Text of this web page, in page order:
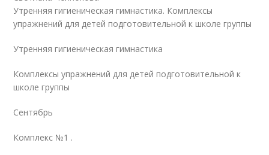
Утренняя гигиеническая гимнастика. Комплексы
упражнений для детей подготовительной к школе группы
Утренняя гигиеническая гимнастика
Комплексы упражнений для детей подготовительной к
школе группы
Сентябрь
Комплекс №1 .